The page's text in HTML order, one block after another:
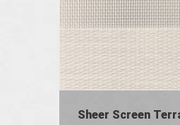
Sheer Screen